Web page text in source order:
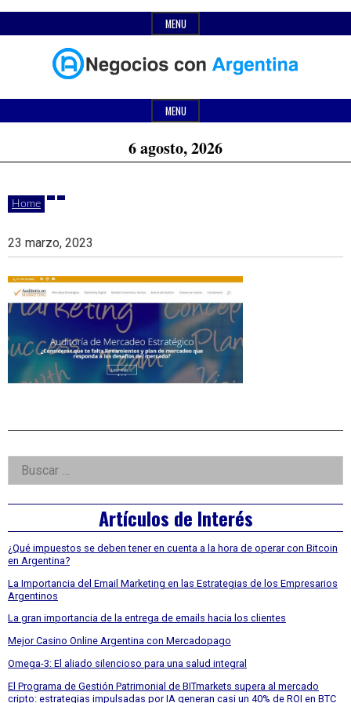
to
MENU
Negocios
con
Argentina
Últimas
noticias,
comunicados
actualidad
de
negocios
con
Argentina.
Header
MENU
6 agosto, 2026
Home
23 marzo, 2023
Right
Asides
Buscar:
Artículos de Interés
¿Qué impuestos se deben tener en cuenta a la hora de operar con Bitcoin
en Argentina?
La Importancia del Email Marketing en las Estrategias de los Empresarios
Argentinos
La gran importancia de la entrega de emails hacia los clientes
Mejor Casino Online Argentina con Mercadopago
Omega-3: El aliado silencioso para una salud integral
El Programa de Gestión Patrimonial de BITmarkets supera al mercado
cripto: estrategias impulsadas por IA generan casi un 40% de ROI en BTC